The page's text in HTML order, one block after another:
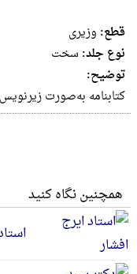
قطع: وزيرى
نوع جلد: سخت
توضیح:
کتابنامه‌ به‌صورت‌
همچنین نگاه کنید